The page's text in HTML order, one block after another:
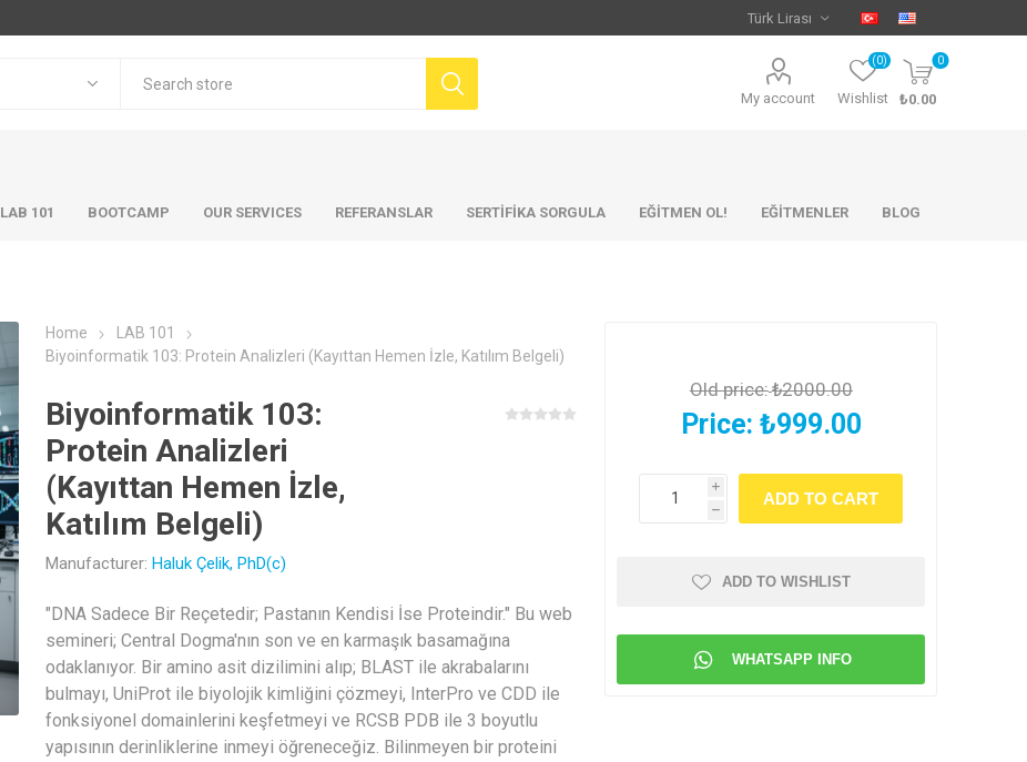
My account Wishlist
(0) 0
₺0.00
LAB 101 BOOTCAMP OUR SERVICES REFERANSLAR SERTİFİKA SORGULA EĞİTMEN OL! EĞİTMENLER BLOG
Home
LAB 101
Biyoinformatik 103: Protein Analizleri (Kayıttan Hemen İzle, Katılım Belgeli)
Biyoinformatik 103:
Protein Analizleri
(Kayıttan Hemen İzle,
Katılım Belgeli)
Manufacturer: Haluk Çelik, PhD(c)
"DNA Sadece Bir Reçetedir; Pastanın Kendisi İse Proteindir." Bu web
semineri; Central Dogma'nın son ve en karmaşık basamağına
odaklanıyor. Bir amino asit dizilimini alıp; BLAST ile akrabalarını
bulmayı, UniProt ile biyolojik kimliğini çözmeyi, InterPro ve CDD ile
fonksiyonel domainlerini keşfetmeyi ve RCSB PDB ile 3 boyutlu
yapısının derinliklerine inmeyi öğreneceğiz. Bilinmeyen bir proteini
Old price:₺2000.00
Price: ₺999.00
i
h
ADD TO WISHLIST
WHATSAPP INFO